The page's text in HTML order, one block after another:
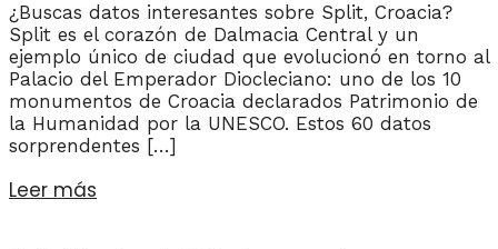
¿Buscas datos interesantes sobre Split, Croacia?
Split es el corazón de Dalmacia Central y un
ejemplo único de ciudad que evolucionó en torno al
Palacio del Emperador Diocleciano: uno de los 10
monumentos de Croacia declarados Patrimonio de
la Humanidad por la UNESCO. Estos 60 datos
sorprendentes […]
Leer más